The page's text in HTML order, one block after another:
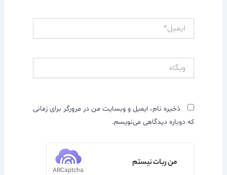
ذخیره نام، ایمیل و وبسایت من در مرورگر برای زمانی
که دوباره دیدگاهی می‌نویسم.
من ربات نیستم
ARCaptcha